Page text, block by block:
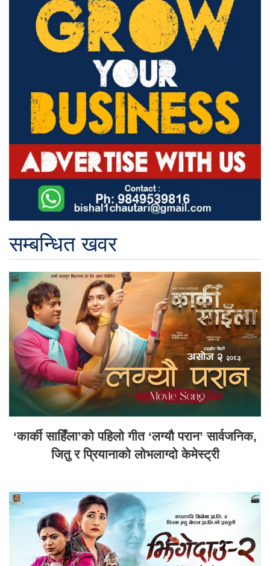
सम्बन्धित खवर
‘कार्की साहिँला’को पहिलो गीत ‘लग्यौ परान’ सार्वजनिक,
जितु र प्रियानाको लोभलाग्दो केमेस्ट्री